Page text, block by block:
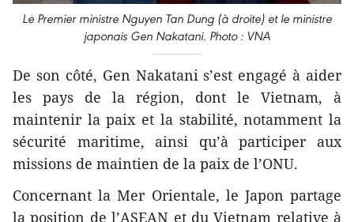
Le Premier ministre Nguyen Tan Dung (à droite) et le ministre
japonais Gen Nakatani. Photo : VNA
De son côté, Gen Nakatani s’est engagé à aider
les pays de la région, dont le Vietnam, à
maintenir la paix et la stabilité, notamment la
sécurité maritime, ainsi qu’à participer aux
missions de maintien de la paix de l’ONU.
Concernant la Mer Orientale, le Japon partage
la position de l’ASEAN et du Vietnam relative à